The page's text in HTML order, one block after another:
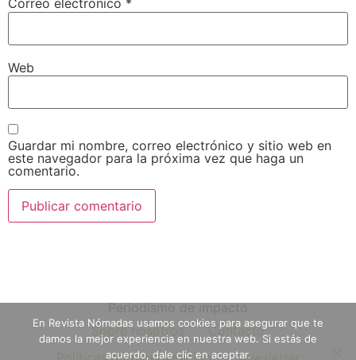
Correo electrónico *
Web
Guardar mi nombre, correo electrónico y sitio web en
este navegador para la próxima vez que haga un
comentario.
Periodismo de impacto
Sobre nosotros
Contacto
En Revista Nómadas usamos cookies para asegurar que te
damos la mejor experiencia en nuestra web. Si estás de
acuerdo, dale clic en aceptar.